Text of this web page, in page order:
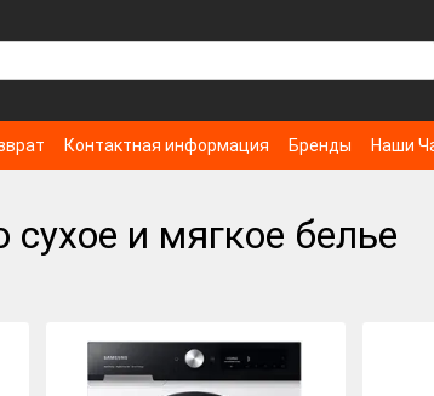
Контактная информация Бренды Наши
и мягкое белье